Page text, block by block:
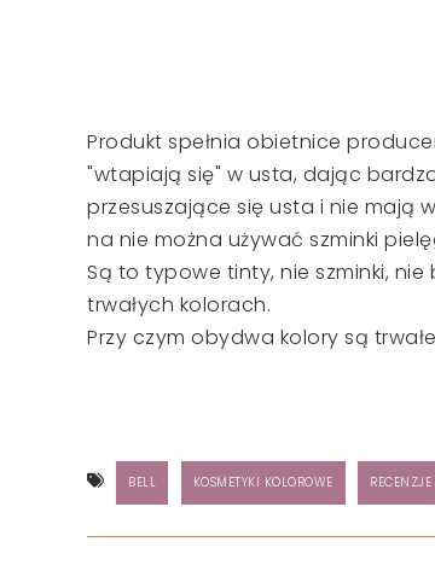
Produkt spełnia obietnice
"wtapiają się" w usta, dając
przesuszające się usta i nie mają
na nie można używać szminki
Są to typowe tinty, nie szminki,
trwałych kolorach.
Przy czym obydwa kolory są
BELL KOSMETYKI KOLOROWE RECENZJE